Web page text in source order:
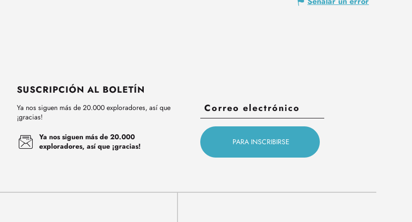
SUSCRIPCIÓN AL BOLETÍN
Ya nos siguen más de 20.000 exploradores, así que
¡gracias!
Ya nos siguen más de 20.000
exploradores, así que ¡gracias!